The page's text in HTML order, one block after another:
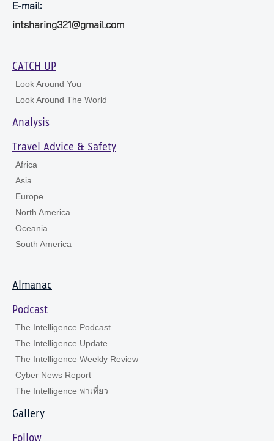
E-mail:
intsharing321@gmail.com
CATCH UP
Look Around You
Look Around The World
Analysis
Travel Advice & Safety
Africa
Asia
Europe
North America
Oceania
South America
Almanac
Podcast
The Intelligence Podcast
The Intelligence Update
The Intelligence Weekly Review
Cyber News Report
The Intelligence พาเที่ยว
Gallery